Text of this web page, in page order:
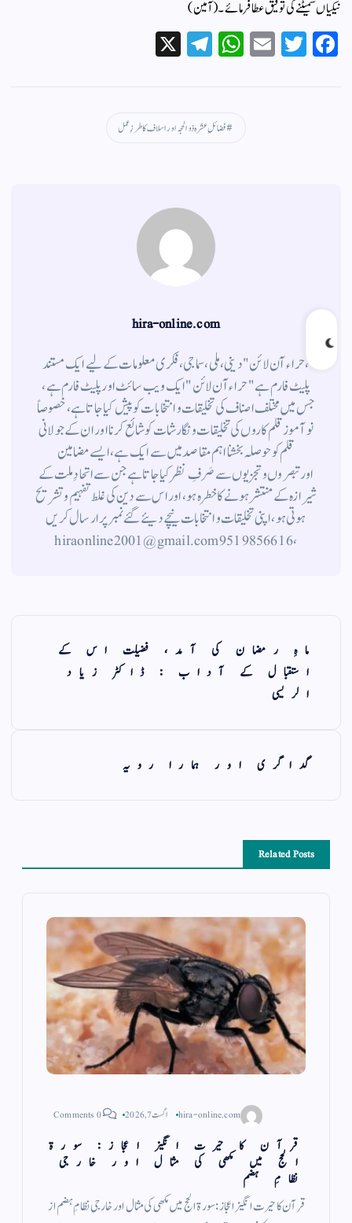
نیکیاں سمیٹنے کی توفیق عطا فرمائے۔ (آمین)
Fa
ce
T
wi
E
m
W
ha
A
pp
Te
le
a
m
فضائلِ عشرہ ذوالحجہ اور اسلاف کا طرزِ عمل
hira-online.com
،حراء آن لائن" دینی ، ملی ، سماجی ، فکری معلومات کے لیے ایک مستند
پلیٹ فارم ہے " حراء آن لائن " ایک ویب سائٹ اور پلیٹ فارم ہے ،
جس میں مختلف اصناف کی تخلیقات و انتخابات کو پیش کیا جاتا ہے ، خصوصاً
نوآموز قلم کاروں کی تخلیقات و نگارشات کو شائع کرنا اور ان کے جولانی
قلم کوحوصلہ بخشنا اہم مقاصد میں سے ایک ہے ، ایسے مضامین
اورتبصروں وتجزیوں سے صَرفِ نظر کیا جاتاہے جن سے اتحادِ ملت کے
شیرازہ کے منتشر ہونے کاخطرہ ہو ، اور اس سے دین کی غلط تفہیم وتشریح
ہوتی ہو، اپنی تخلیقات و انتخابات نیچے دیئے گئے نمبر پر ارسال کریں
، 9519856616 hiraonline2001@gmail.com
ماہِ رمضان کی آمد، فضیلت اس کے
استقبال کے آداب : ڈاکٹر زیاد
الریسی
گداگری اور ہمارا رویہ
Related Posts
hira-online.com اگست 7, 2026 0 Comments
قرآن کا حیرت انگیز اعجاز: سورۃ
الحج میں مکھی کی مثال اور خارجی
نظامِ ہضم
قرآن کا حیرت انگیز اعجاز: سورۃ الحج میں مکھی کی مثال اور خارجی نظامِ ہضم از